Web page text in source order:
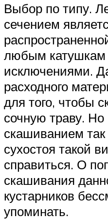
Выбор по типу.
сечением
любым
исключениями.
расходного
для того, чтобы
сочную траву. Но
скашиванием
сухостоя такой
справиться. О
скашивания
кустарников
упоминать.